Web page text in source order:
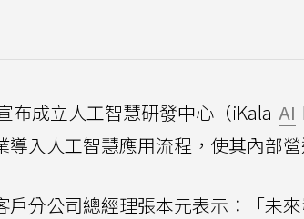
布成立人工智慧研發中心（iKala AI
導入人工智慧應用流程，使其內部營
戶分公司總經理張本元表示：「未